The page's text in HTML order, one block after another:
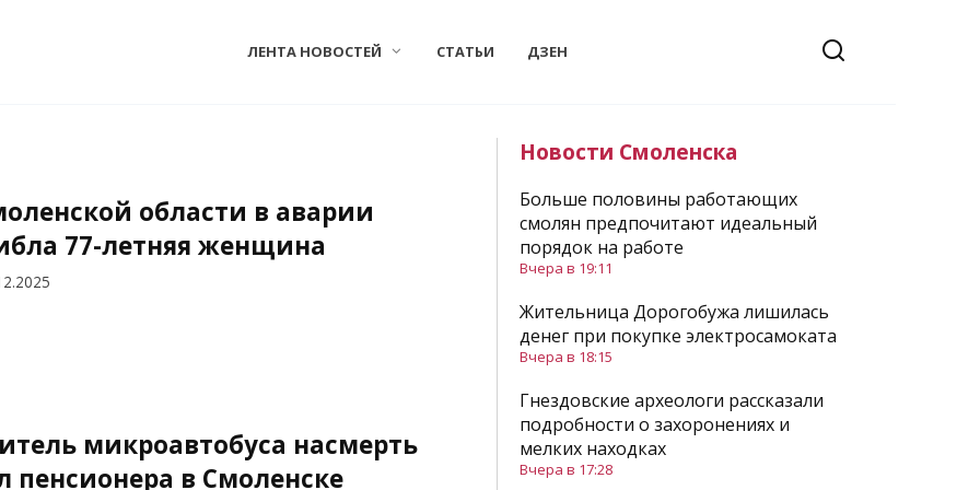
ЛЕНТА НОВОСТЕЙ СТАТЬИ ДЗЕН
области в аварии
77-летняя женщина
микроавтобуса насмерть
пенсионера в Смоленске
Новости Смоленска
Больше половины работающих
смолян предпочитают идеальный
порядок на работе
Вчера в 19:11
Жительница Дорогобужа лишилась
денег при покупке электросамоката
Вчера в 18:15
Гнездовские археологи рассказали
подробности о захоронениях и
мелких находках
Вчера в 17:28